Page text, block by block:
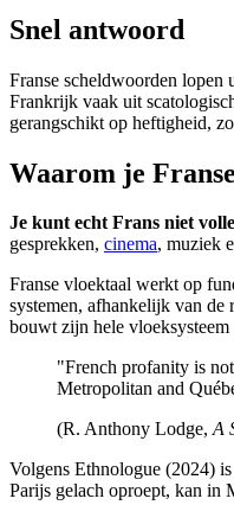
Snel antwoord
Franse scheldwoorden
Frankrijk vaak uit
gerangschikt op heftigheid,
Waarom je
Je kunt echt Frans niet
gesprekken, cinema, muziek
Franse vloektaal werkt op
systemen, afhankelijk van de
bouwt zijn hele
"French profanity is
Metropolitan and
(R. Anthony Lodge,A
Volgens Ethnologue (2024)
Parijs gelach oproept, kan in